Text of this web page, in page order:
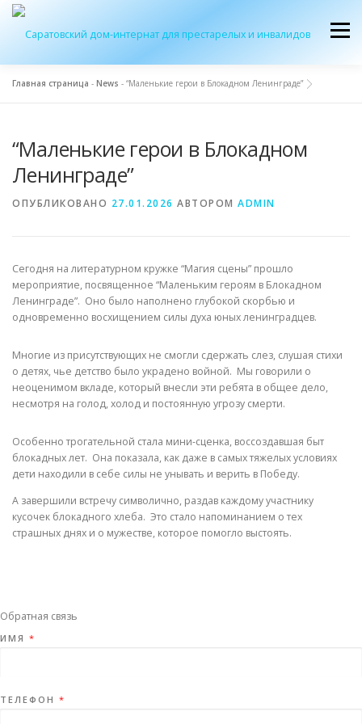
Перейти
содержимому
Меню
ЖУРНАЛ “ДОМ” КОНТАКТЫ
Главная страница - News - “Маленькие герои в Блокадном Ленинграде”
“Маленькие герои в Блокадном
Ленинграде”
ОПУБЛИКОВАНО 27.01.2026 АВТОРОМ ADMIN
Сегодня на литературном кружке “Магия сцены” прошло
мероприятие, посвященное “Маленьким героям в Блокадном
Ленинграде”. Оно было наполнено глубокой скорбью и
одновременно восхищением силы духа юных ленинградцев.
Многие из присутствующих не смогли сдержать слез, слушая стихи
о детях, чье детство было украдено войной. Мы говорили о
неоценимом вкладе, который внесли эти ребята в общее дело,
несмотря на голод, холод и постоянную угрозу смерти.
Особенно трогательной стала мини-сценка, воссоздавшая быт
блокадных лет. Она показала, как даже в самых тяжелых условиях
дети находили в себе силы не унывать и верить в Победу.
А завершили встречу символично, раздав каждому участнику
кусочек блокадного хлеба. Это стало напоминанием о тех
страшных днях и о мужестве, которое помогло выстоять.
Обратная связь
ИМЯ *
ТЕЛЕФОН *